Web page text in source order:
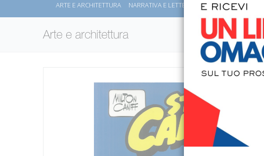
ARTE E ARCHITETTURA NARRATIVA E LETTERATURA SAGGISTICA
Arte e architettura